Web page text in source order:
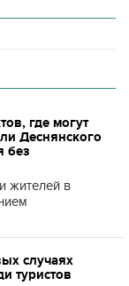
где могут
Деснянского
без
жителей в
случаях
туристов